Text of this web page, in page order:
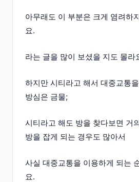
아무래도 이 부분은 크게 염려하
요.
라는 글을 많이 보셨을 지도 몰라
하지만 시티라고 해서 대중교통
방심은 금물;
시티라고 해도 방을 찾다보면 거
방을 잡게 되는 경우도 많아서
사실 대중교통을 이용하게 되는
요.